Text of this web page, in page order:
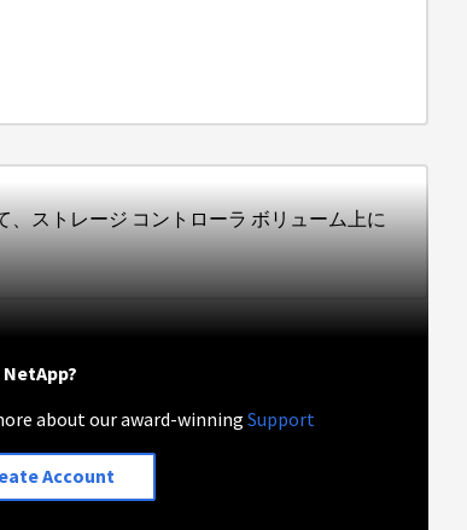
ストレージ コントローラ ボリューム上に
about our award-winningSupport
Account